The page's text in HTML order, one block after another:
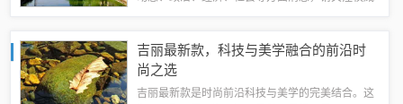
发展的亮点本文将为您带来关于台湾的几条最...
吉丽最新款，科技与美学融合的前沿时
尚之选
吉丽最新款是时尚前沿科技与美学的完美结合。这